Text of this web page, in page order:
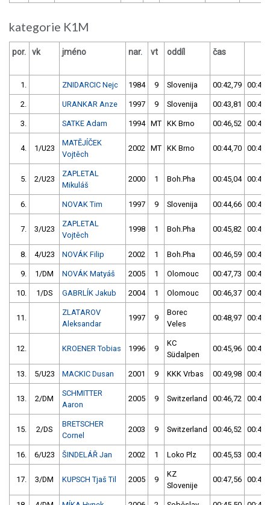
kategorie K1M
por. vk jméno nar. vt oddíl čas
1. ZNIDARCIC Nejc 1984 9 Slovenija 00:42,79
2. URANKAR Anze 1997 9 Slovenija 00:43,81
3. SATKE Adam 1994 MT KK Brno 00:46,52
4. 1/U23
MATĚJÍČEK
Vojtěch
2002 MT KK Brno 00:44,70
5. 2/U23
ZAPLETAL
Mikuláš
2000 1 Boh.Pha 00:45,04
6. NOVAK Tim 1997 9 Slovenija 00:44,66
7. 3/U23
ZAPLETAL
Vojtěch
1998 1 Boh.Pha 00:45,82
8. 4/U23 NOVÁK Filip 2002 1 Boh.Pha 00:46,59
9. 1/DM NOVÁK Matyáš 2005 1 Olomouc 00:47,73
10. 1/DS GABRLÍK Jakub 2004 1 Olomouc 00:46,37
11.
ZLATAROV
Aleksandar
1997 9
Borec
Veles
00:48,97
12. KROENER Tobias 1996 9
KC
Südalpen
00:45,96
13. 5/U23 MACKIC Dusan 2001 9 KKK Vrbas 00:49,98
13. 2/DM
SCHMITTER
Aaron
2005 9 Switzerland 00:46,72
15. 2/DS
BRETSCHER
Cornel
2003 9 Switzerland 00:46,52
16. 6/U23 ŠINDELÁŘ Jan 2002 1 Loko Plz 00:45,53
17. 3/DM KUPSCH Tjaš Til 2005 9
KZ
Slovenije
00:47,56